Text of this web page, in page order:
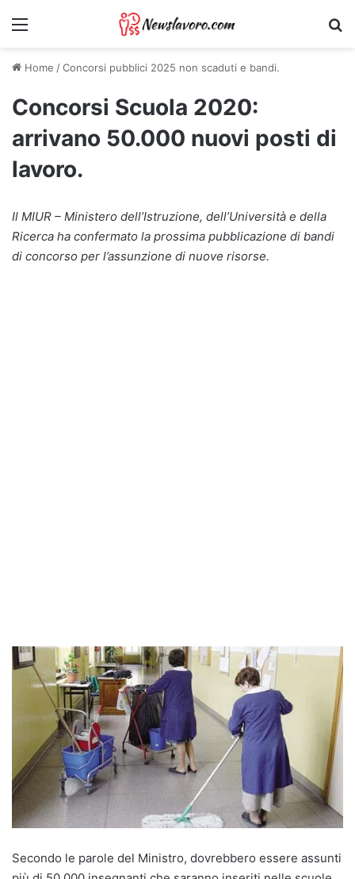
Menu
Home /Concorsi pubblici 2025 non scaduti e bandi.
Concorsi Scuola 2020:
arrivano 50.000 nuovi posti di
lavoro.
Il MIUR – Ministero dell’Istruzione, dell’Università e della
Ricerca ha confermato la prossima pubblicazione di bandi
di concorso per l’assunzione di nuove risorse.
Secondo le parole del Ministro, dovrebbero essere assunti